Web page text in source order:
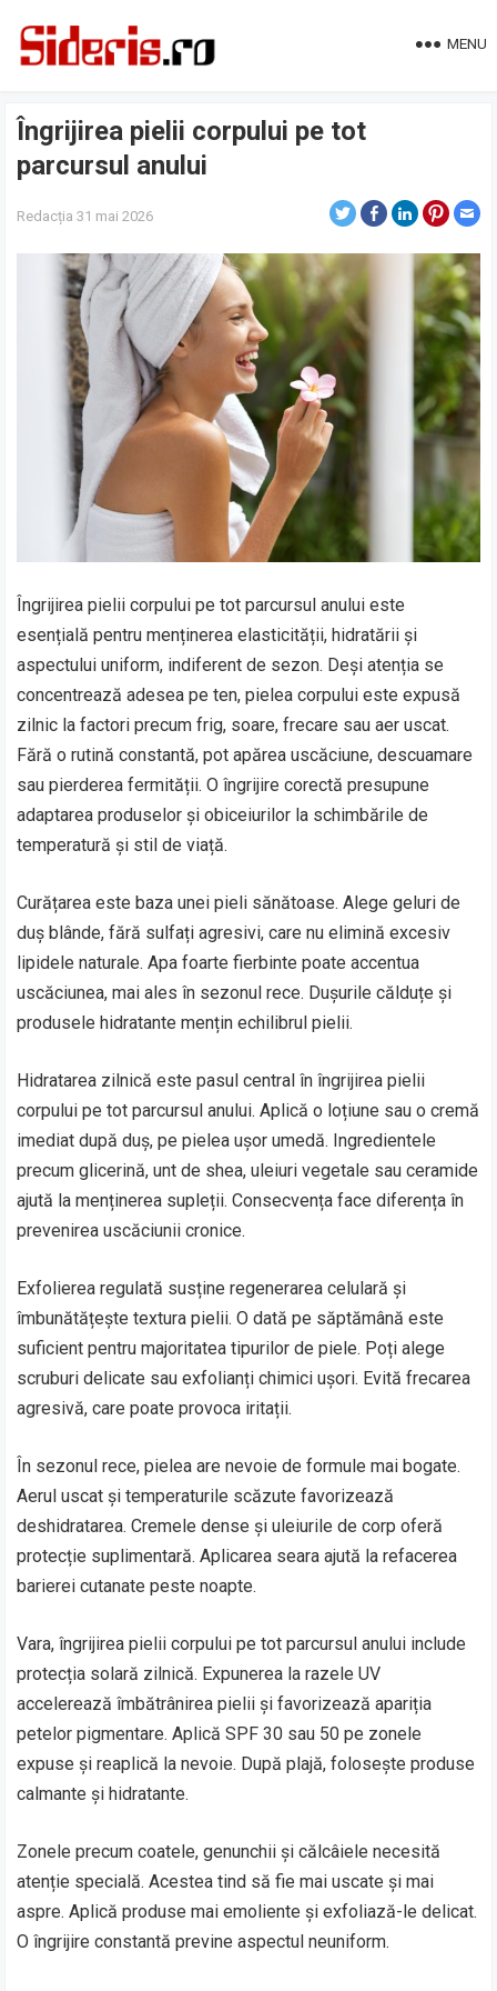
MENU
Îngrijirea pielii corpului pe tot
parcursul anului
Redacția 31 mai 2026
Îngrijirea pielii corpului pe tot parcursul anului este
esențială pentru menținerea elasticității, hidratării și
aspectului uniform, indiferent de sezon. Deși atenția se
concentrează adesea pe ten, pielea corpului este expusă
zilnic la factori precum frig, soare, frecare sau aer uscat.
Fără o rutină constantă, pot apărea uscăciune, descuamare
sau pierderea fermității. O îngrijire corectă presupune
adaptarea produselor și obiceiurilor la schimbările de
temperatură și stil de viață.
Curățarea este baza unei pieli sănătoase. Alege geluri de
duș blânde, fără sulfați agresivi, care nu elimină excesiv
lipidele naturale. Apa foarte fierbinte poate accentua
uscăciunea, mai ales în sezonul rece. Dușurile călduțe și
produsele hidratante mențin echilibrul pielii.
Hidratarea zilnică este pasul central în îngrijirea pielii
corpului pe tot parcursul anului. Aplică o loțiune sau o cremă
imediat după duș, pe pielea ușor umedă. Ingredientele
precum glicerină, unt de shea, uleiuri vegetale sau ceramide
ajută la menținerea supleții. Consecvența face diferența în
prevenirea uscăciunii cronice.
Exfolierea regulată susține regenerarea celulară și
îmbunătățește textura pielii. O dată pe săptămână este
suficient pentru majoritatea tipurilor de piele. Poți alege
scruburi delicate sau exfolianți chimici ușori. Evită frecarea
agresivă, care poate provoca iritații.
În sezonul rece, pielea are nevoie de formule mai bogate.
Aerul uscat și temperaturile scăzute favorizează
deshidratarea. Cremele dense și uleiurile de corp oferă
protecție suplimentară. Aplicarea seara ajută la refacerea
barierei cutanate peste noapte.
Vara, îngrijirea pielii corpului pe tot parcursul anului include
protecția solară zilnică. Expunerea la razele UV
accelerează îmbătrânirea pielii și favorizează apariția
petelor pigmentare. Aplică SPF 30 sau 50 pe zonele
expuse și reaplică la nevoie. După plajă, folosește produse
calmante și hidratante.
Zonele precum coatele, genunchii și călcâiele necesită
atenție specială. Acestea tind să fie mai uscate și mai
aspre. Aplică produse mai emoliente și exfoliază-le delicat.
O îngrijire constantă previne aspectul neuniform.